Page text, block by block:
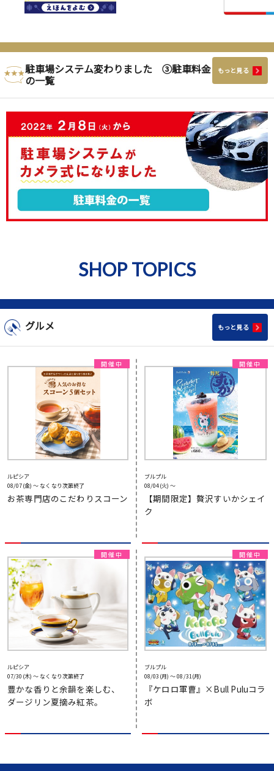
駐車場システム変わりました ③駐車料金
の一覧
もっと見る
SHOP TOPICS
グルメ もっと見る
ルピシア
08/07(金) 〜 なくなり次第終了
お茶専門店のこだわりスコーン
ブルプル
08/04(火) 〜
【期間限定】贅沢すいかシェイ
ク
ルピシア
07/30(木) 〜 なくなり次第終了
豊かな香りと余韻を楽しむ、
ダージリン夏摘み紅茶。
ブルプル
08/03(月) 〜 08/31(月)
『ケロロ軍曹』×Bull Puluコラ
ボ